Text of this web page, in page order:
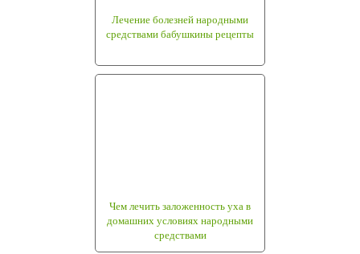
Лечение болезней народными
средствами бабушкины рецепты
Чем лечить заложенность уха в
домашних условиях народными
средствами